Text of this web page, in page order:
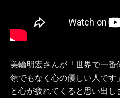
美輪明宏さんが「世界で一
領でもなく心の優しい人で
と心が疲れてくると思い出